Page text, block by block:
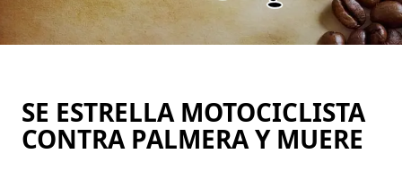
SE ESTRELLA MOTOCICLISTA
CONTRA PALMERA Y MUERE